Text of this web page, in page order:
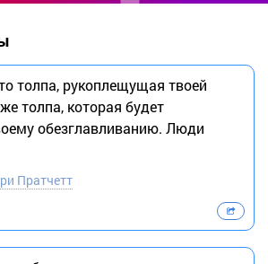
толпа, рукоплещущая твоей
толпа, которая будет
обезглавливанию. Люди
Пратчетт